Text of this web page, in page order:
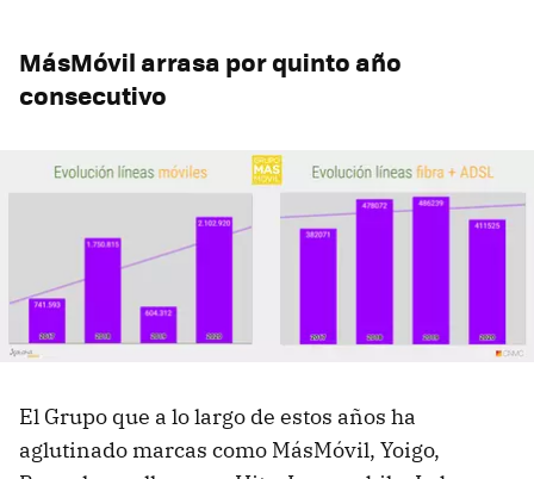
MásMóvil arrasa por quinto año
consecutivo
El Grupo que a lo largo de estos años ha
aglutinado marcas como MásMóvil, Yoigo,